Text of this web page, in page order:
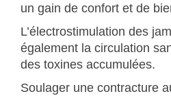
un gain de confort et de
L’électrostimulation des
également la circulation
des toxines accumulées.
Soulager une contracture